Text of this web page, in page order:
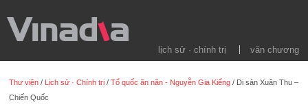
lịch sử · chính trị văn chương
Thư viện / Lịch sử · Chính trị /Tổ quốc ăn năn - Nguyễn Gia Kiểng / Di sản Xuân Thu –
Chiến Quốc